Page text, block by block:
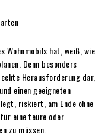
Wohnmobils hat, weiß, wie
Denn besonders
Herausforderung dar,
einen geeigneten
riskiert, am Ende ohne
eine teure oder
zu müssen.